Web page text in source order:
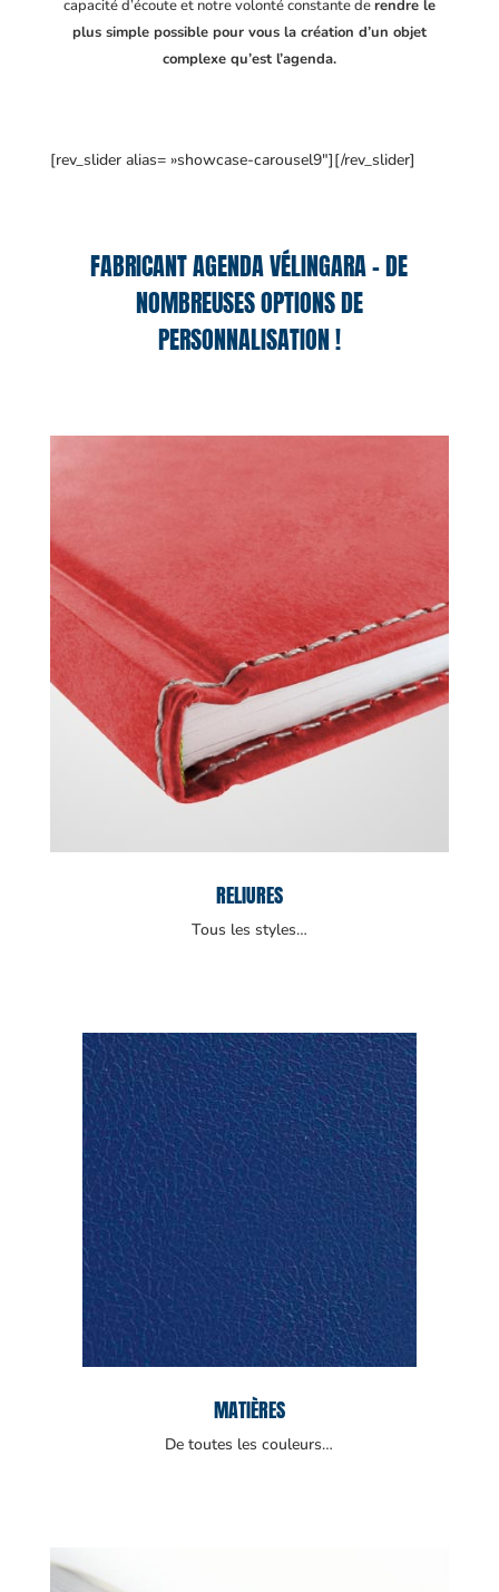
capacité d’écoute et notre volonté constante derendre le
plus simple possible pour vous la création d’un objet
complexe qu’est l’agenda.
[rev_slider alias= »showcase-carousel9″][/rev_slider]
FABRICANT AGENDA VÉLINGARA – DE
NOMBREUSES OPTIONS DE
PERSONNALISATION !
RELIURES
Tous les styles…
MATIÈRES
De toutes les couleurs…